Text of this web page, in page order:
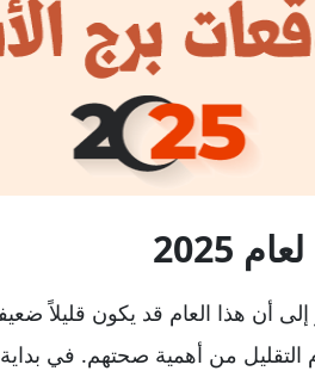
2025
الأسد الصحية لعام 2025 تشير إلى أن هذا العام قد يكون
التقليل من أهمية صحتهم. في